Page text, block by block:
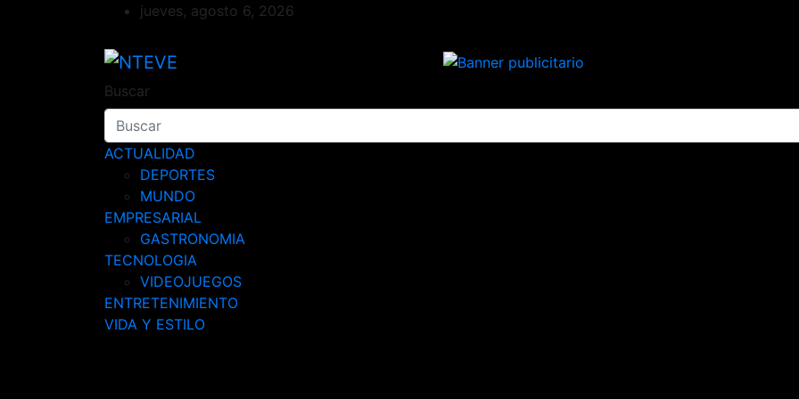
jueves, agosto 6, 2026
NTEVE
Tu Canal
Buscar
ACTUALIDAD
DEPORTES
MUNDO
EMPRESARIAL
GASTRONOMIA
TECNOLOGIA
VIDEOJUEGOS
ENTRETENIMIENTO
VIDA Y ESTILO